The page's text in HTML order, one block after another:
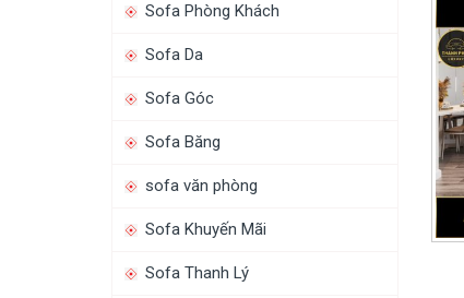
Sofa Phòng Khách
Sofa Da
Sofa Góc
Sofa Băng
sofa văn phòng
Sofa Khuyến Mãi
Sofa Thanh Lý